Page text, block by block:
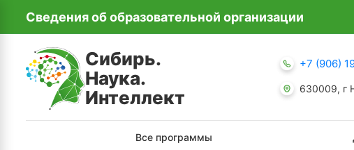
Сведения об образовательной организации
Сибирь.
Наука.
Интеллект
+7 (906)
630009, г
Все программы